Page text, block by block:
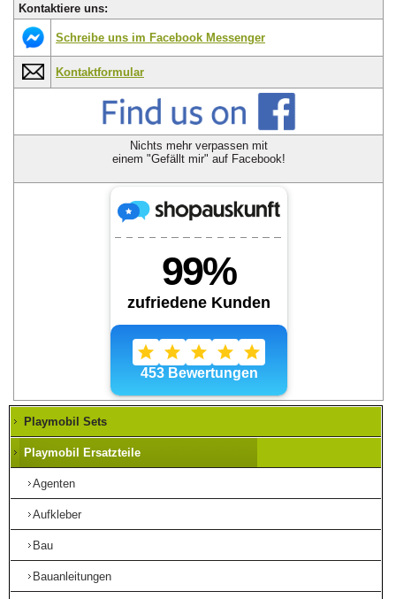
Kontaktiere uns:
Schreibe uns im Facebook Messenger
Kontaktformular
Nichts mehr verpassen mit
einem "Gefällt mir" auf Facebook!
Playmobil Sets
Playmobil Ersatzteile
Agenten
Aufkleber
Bau
Bauanleitungen